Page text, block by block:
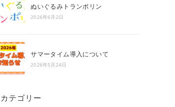
ぬいぐるみトランポリン
2026年6月2日
サマータイム導入について
2026年5月24日
カテゴリー